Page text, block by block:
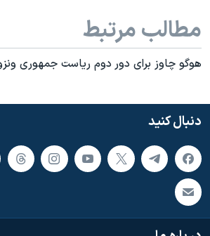
سفر پرزیدنت ترامپ به چین
مطالب مرتبط
هوگو چاوز برای دور دوم رياست جمهوری
دنبال کنید